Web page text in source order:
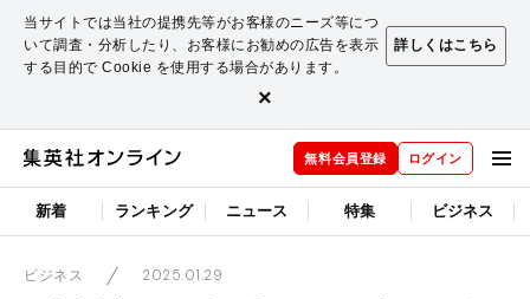
当サイトでは当社の提携先等がお客様のニーズ等につ
いて調査・分析したり、お客様にお勧めの広告を表示
する目的で Cookie を使用する場合があります。
詳しくはこちら
×
無料会員登録 ログイン
新着 ランキング ニュース 特集 ビジネス
ビジネス 2025.01.29